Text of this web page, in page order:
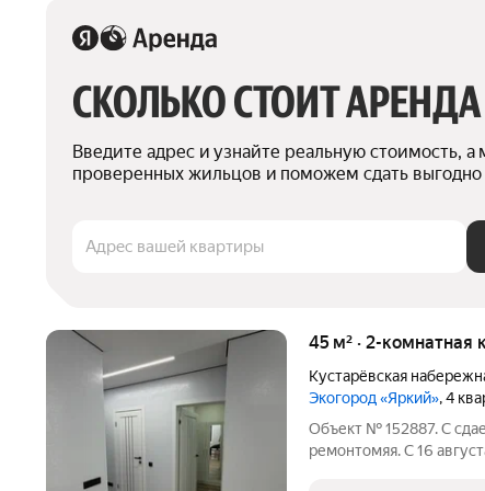
СКОЛЬКО СТОИТ
Введите адрес и узнайте реальную стоимость, а
проверенных жильцов и поможем сдать выгодно
Адрес вашей квартиры
45 м² · 2-комнатная
Кустарёвская
Экогород «Яркий», 4
Объект № 152887. С
ремонтомяя. С 16